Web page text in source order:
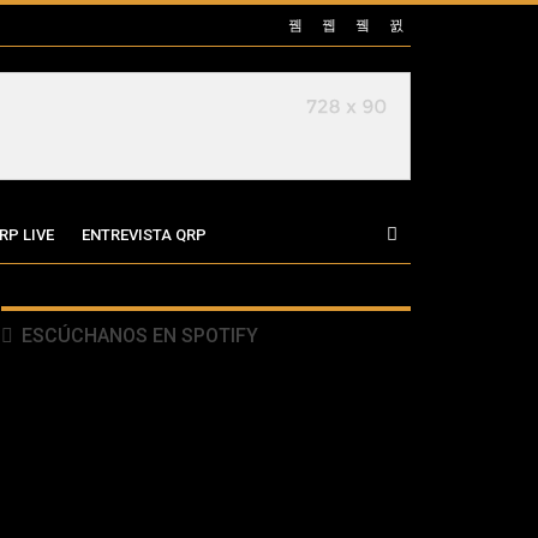
LIVE ENTREVISTA QRP
ESCÚCHANOS EN SPOTIFY